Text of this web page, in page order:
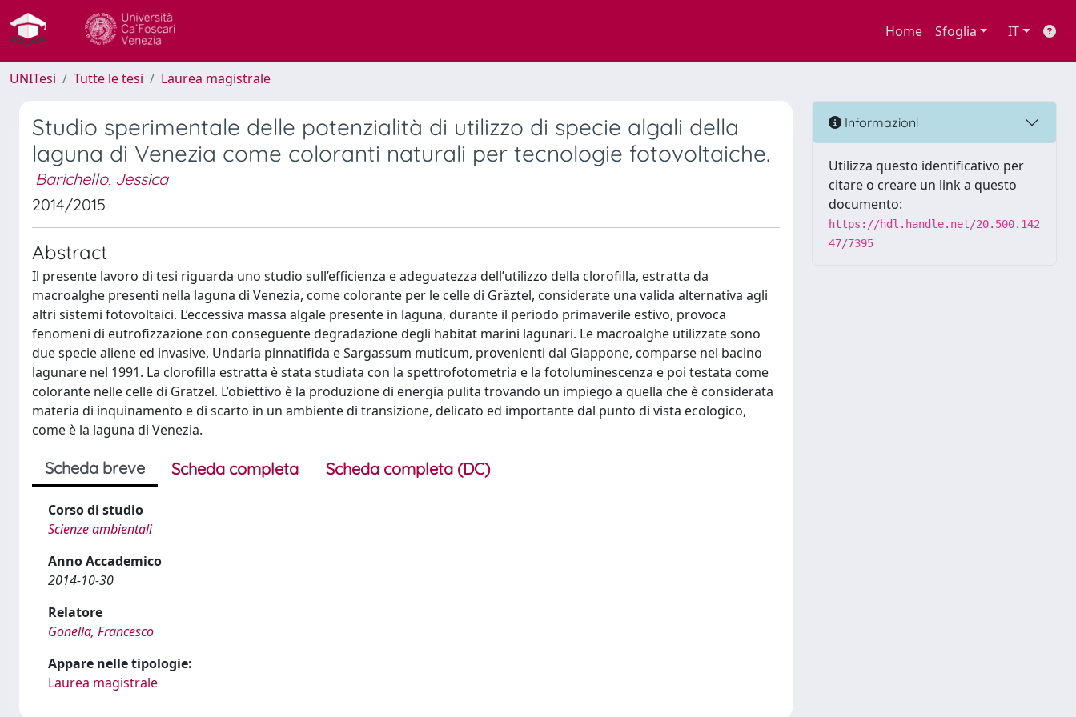
Home Sfoglia IT
UNITesi Tutte le tesi Laurea magistrale
Studio sperimentale delle potenzialità di utilizzo di specie algali della
laguna di Venezia come coloranti naturali per tecnologie fotovoltaiche.
Barichello, Jessica
2014/2015
Abstract
Il presente lavoro di tesi riguarda uno studio sull’efficienza e adeguatezza dell’utilizzo della clorofilla, estratta da
macroalghe presenti nella laguna di Venezia, come colorante per le celle di Gräztel, considerate una valida alternativa agli
altri sistemi fotovoltaici. L’eccessiva massa algale presente in laguna, durante il periodo primaverile estivo, provoca
fenomeni di eutrofizzazione con conseguente degradazione degli habitat marini lagunari. Le macroalghe utilizzate sono
due specie aliene ed invasive, Undaria pinnatifida e Sargassum muticum, provenienti dal Giappone, comparse nel bacino
lagunare nel 1991. La clorofilla estratta è stata studiata con la spettrofotometria e la fotoluminescenza e poi testata come
colorante nelle celle di Grätzel. L’obiettivo è la produzione di energia pulita trovando un impiego a quella che è considerata
materia di inquinamento e di scarto in un ambiente di transizione, delicato ed importante dal punto di vista ecologico,
come è la laguna di Venezia.
Scheda breve Scheda completa Scheda completa (DC)
Corso di studio
Scienze ambientali
Anno Accademico
2014-10-30
Relatore
Gonella, Francesco
Appare nelle tipologie:
Laurea magistrale
Informazioni
Utilizza questo identificativo per
citare o creare un link a questo
documento:
https://hdl.handle.net/20.500.142
47/7395